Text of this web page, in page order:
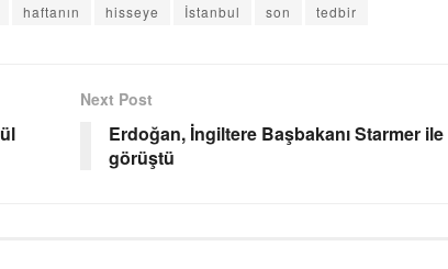
haftanın hisseye İstanbul son tedbir
Next Post
Erdoğan, İngiltere Başbakanı Starmer ile
görüştü